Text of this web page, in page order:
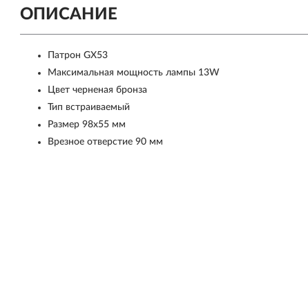
ОПИСАНИЕ
Патрон GX53
Максимальная мощность лампы 13W
Цвет черненая бронза
Тип встраиваемый
Размер 98х55 мм
Врезное отверстие 90 мм